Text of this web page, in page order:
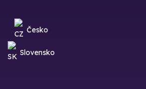
Česko
Slovensko